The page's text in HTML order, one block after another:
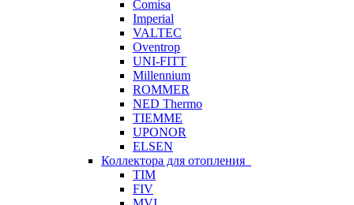
Comisa
Imperial
VALTEC
Oventrop
UNI-FITT
Millennium
ROMMER
NED Thermo
TIEMME
UPONOR
ELSEN
Коллектора для отопления
TIM
FIV